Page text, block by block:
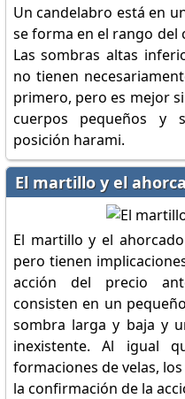
Un candelabro está en
se forma en el rango del
Las sombras altas
no tienen
primero, pero es mejor
cuerpos pequeños y
posición harami.
El martillo y el
El martillo y el
pero tienen
acción del precio
consisten en un
sombra larga y baja y
inexistente. Al igual
formaciones de velas,
la confirmación de la